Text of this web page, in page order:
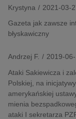
Krystyna / 2021-03-
Gazeta jak zawsze
błyskawiczny
Andrzej F. / 2019-
Ataki Sakiewicza i
Polskiej, na
amerykańskiej
mienia
ataki I sekretarza